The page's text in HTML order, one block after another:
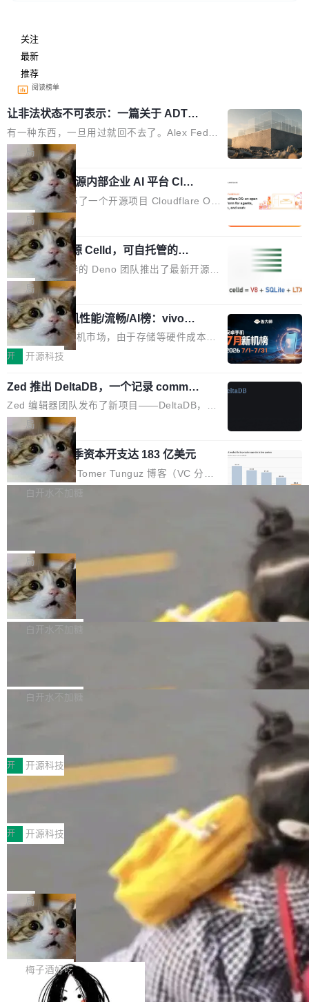
关注
最新
推荐
阅读榜单
让非法状态不可表示：一篇关于 ADT
的帖子在 Reddit 火了
有一种东西，一旦用过就回不去了。Alex Fedos
eev 管它叫"软件设计的基石"。 他说的东西不新
鲜——代数数据类型（ADT），尤其是和类型
（sum type）。但他说清楚了一件事：这不是类
型系统的学术体操，是日常编码的思维方式。 文
章从一个简单的例子切入。一个网站的深色主题
设置，如果用布尔值 + 可空字段来表示——bool
ean 表示是否可切换，nullable 的默认模式、浅
色方案、深色方案——会产生大量无意义的组
合。方案缺了、配置冲突了、全 null 了。要知道
哪些组合有效，作者说，你得靠"文档、校验、或
者部落知识"。 换个写法。Rust 的 enum，两个
变体：Switchable...
局
Cloudflare 开源内部企业 AI 平台 Clou
dflare OS
Cloudflare 发布了一个开源项目 Cloudflare O
S。如果你只看官方博客，你会觉得这是又一
个"AI 知识库 + 聊天机器人"——每个大厂都在
做，没什么新鲜的。 但 Kenton Varda 在 Twitte
r 上把事情说清楚了： 今天我们发布了 Cloudfla
re OS，一个带连接器的聊天机器人，跟其他所
有科技公司做的一样。只不过，实际上它不一
样。这是 Sandstorm.io 的重制版，我十年前的
那个创业公司。不同的是，这次它构建在 Cloudf
lare Workers 上——我花了九年时间搭建的平台
——并且深度集成了 AI。这基本上是我十年秘密
计划的顶峰。 十年前，Ken...
局
Deno 团队开源 Celld，可自托管的分
布式 Durable Objects
Ryan Dahl 领导的 Deno 团队推出了最新开源项
目 Celld，一个能在自己机器上运行 Cloudflare
Workers 和 Durable Objects 的守护进程。 设
计思路很直接：每个对象是一个独立的 SQLite
数据库，按名称寻址，复制到你自己的 S3 兼容
存储库里。节点之间只通过这个存储库协调——
个小型数据库，应用天然按分片构建，单个数据
库的竞争和爆炸半径问题在设计层面就被消除
了。 闲置的 cell 会休眠到几乎不占资源。当 cel
l 迁移或唤醒时，新宿主从 S3 恢复 SQLite 数据
库继续执行。存储库是持久化的唯一真相...
局
鲁大师7月新机性能/流畅/AI榜：vivo夺
性能、流畅双第一，三星Galaxy Z系列
新折叠缺席
2026年7月的手机市场，由于存储等硬件成本暴
增，手机厂商的日子也不好过啊，新机速度明显
高价的三星折叠（三星Galaxy Z Fold8 Ultra / Z
Fold8 / Z Flip8）外，其余要么是中低端机器，
例如iQOO Z11i、REDMI Note 17、REDMI No
te 17 Pro、OPPO K15，要么是vivo X300 E这
样的次旗舰。 Galaxy Z Fold8 Ultra / Z Fold8 /
Z Flip8三款折叠屏新机均在7月22日发布，且全
部搭载骁龙8 Elite Gen5 for Galaxy，它们本该
开 开源科技
Zed 推出 DeltaDB，一个记录 commit
之间所有操作的版本控制系统
Zed 编辑器团队发布了新项目——DeltaDB，一
个在 git commit 之间记录每一次编辑操作的版
本控制系统。目前处于 Early Access 阶段。 De
ltaDB 的核心思路直接写在 landing page 最显
眼的位置：「Software is made between com
mits」——软件是在 commit 之间写出来的。git
是把这段空隙补上。 回退到任何一次编辑：Delt
aDB 捕获 commit 之间的每一次操作，...
局
SpaceXAI 单季资本开支达 183 亿美元
根据风险投资人Tomer Tunguz 博客（VC 分
析）披露的最新分析与第二季度业绩报告，Spac
微软同期总资本开支的四成。 与亚马逊、Alpha
bet、微软以及 Meta 等传统科技巨头相比，Spa
ceXAI的资金消耗速度尤为引人瞩目。然而，支
撑庞大支出的资金来源却呈现出截然不同的面
貌。数据显示，微软和 Meta 主要依托充沛的经
白开水不加糖
一个在终端里运行的编程 agent；Muse Spark
1.2，驱动这个 agent 的新模型。一句话概括：
你可以用 curl -fsSL https://dev.meta.ai/install.
sh | bash 安装一个能在大项目里自动规划、写
代码、验证结果的 AI 终端工具。 据介绍，Muse
个主 agent 循环，外加一组后台 agent。这些后
局
美团开源 LoHoSearch，用知识图谱校
准 AI 能力认知
机器出题的前提，是让机器拥有全局视野。整个
构建流程可以分为四个环节：建图 → 控制难度
白开水不加糖
库，并将作为transport接入Mooncake TENT。
MPComm将作为一种传输引擎接入Mooncake T
ENT，实现零拷贝传输性能提升30%、非零拷贝
传输性能最高提升5倍。UCL-MPComm底层基
于自研UCL-Engine通信引擎，后续腾讯网平将
持续开源更多基于UCL-Engine的高性能通信组
件。 腾讯网平团队在UCL-MPComm中实现了一
个独立于业务线程的全局通信引擎（Engine），
白开水不加糖
型案例入选名单》，深信服“面向企业研发场景的
开源 AI 编程平台 CoStrict 应用”凭借卓越的技术
创新与落地成效成功入选。 全链路私有化部署，
助力企业AI研发安全落地 当前，越来越多企业已
经开始引入 AI Coding 工具，通过调用公有云模
型或企业内部部署模型提升研发效率。但随着 AI
Coding 从个人辅助工具逐步走向团队级、组织
级应用，企业在规模化落地过程中，对安全性、
可控性和代码质量提出了更高要求。 首先是数据
安全与合规要求。对于大多数普通研发场景，公
有云模型能够满足快速试用和效率提升的需求。
但对于金融、能源、医疗等对数据安全要求较...
开 开源科技
深信服AI算力网关入选工信部人工智能
前不久，工业和信息化部正式发布《2025年人工
智能应用典型案例名单》，集中展示人工智能在
各领域的应用成果，覆盖技术底座、行业赋能、
产品应用、支撑保障、专题等五大方向。深信服
AI算力网关（AI创新平台）成功入选！ 随着各行
各业的Agent走向规模化建设，算力构成形态逐
渐丰富，用户关注的重点也在发生变化：不只是
让AI用起来，还要进一步看清混合算力时代下，
Token花在哪里、算力是否被充分利用，以及持
续增长的AI成本该如何优化。 深信服AI算力网关
正是围绕这些实际问题，从Token治理和成本治
理两个方面，让用户的每一份算力都看得清、管
开 开源科技
Jeff Dean 离开 Google：一个时代的结
束，一个实验室的开始
Google 员工编号 20。MapReduce 作者之一。
Bigtable 作者之一。TensorFlow 的作者之一。
Gemini 的架构师。Google 首席科学家。 Jeff D
ean 在 Google 工作了 27 年后，宣布离职。 他
不是一个人走。一同离开的还有 Sanjay Ghema
wat（Google 员工编号 23，Jeff Dean 二十多
年的编程搭档，MapReduce 和 Bigtable 的共同
作者）、Quoc Le（Google 大脑核心成员，Se
局
🔥 SolonCode v2026.8.4 发布：界面
字体可调、22 种语言、记忆搜索增强
打开终端就能上岗的全中文编码智能体，这一轮
把「看得清、用母语、记得住」三件事一次补
齐。 SolonCode 是什么 SolonCode 是杭州无
梅子酒好吃